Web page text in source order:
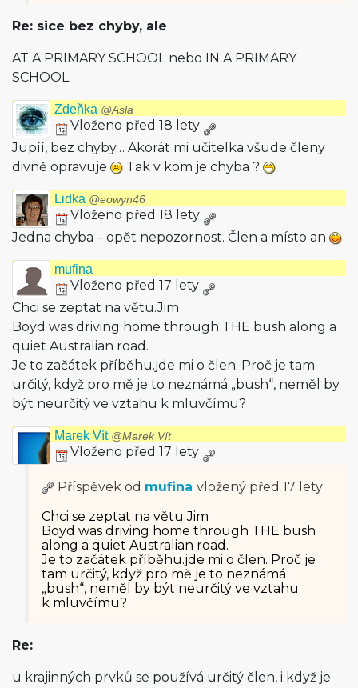
Re: sice bez chyby, ale
AT A PRIMARY SCHOOL nebo IN A PRIMARY
SCHOOL.
Zdeňka @Asla
Vloženo před 18 lety
Jupíí, bez chyby… Akorát mi učitelka všude členy
divně opravuje
Tak v kom je chyba ?
Lidka @eowyn46
Vloženo před 18 lety
Jedna chyba – opět nepozornost. Člen a místo an
mufina
Vloženo před 17 lety
Chci se zeptat na větu.Jim
Boyd was driving home through THE bush along a
quiet Australian road.
Je to začátek příběhu.jde mi o člen. Proč je tam
určitý, když pro mě je to neznámá „bush“, neměl by
být neurčitý ve vztahu k mluvčímu?
Marek Vít @Marek Vít
Vloženo před 17 lety
Příspěvek od mufina vložený před 17 lety
Chci se zeptat na větu.Jim
Boyd was driving home through THE bush
along a quiet Australian road.
Je to začátek příběhu.jde mi o člen. Proč je
tam určitý, když pro mě je to neznámá
„bush“, neměl by být neurčitý ve vztahu
k mluvčímu?
Re:
u krajinných prvků se používá určitý člen, i když je